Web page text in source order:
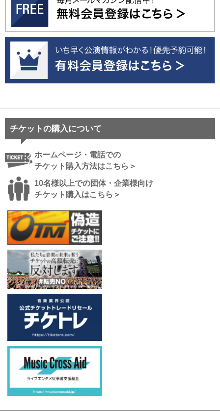
チケットの購入について
ホームページ・電話での
チケット購入方法はこちら＞
10名様以上での団体・企業様向け
チケット購入はこちら＞